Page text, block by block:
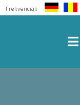
Frekvenciák